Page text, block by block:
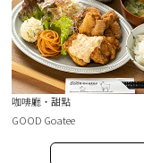
咖啡廳・甜點
GOOD Goatee